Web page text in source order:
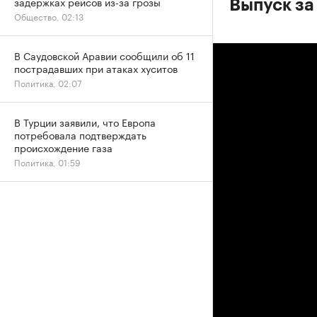
Выпуск
Общество, 02:13
В Саудовской Аравии сообщили об 11
пострадавших при атаках хуситов
Политика, 02:07
В Турции заявили, что Европа
потребовала подтверждать
происхождение газа
Политика, 01:59